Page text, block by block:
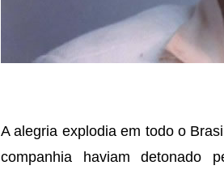
A alegria explodia em todo o
companhia haviam detonado